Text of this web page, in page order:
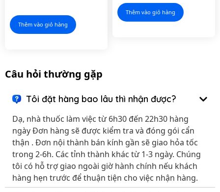
đại tràng
Thêm vào giỏ hàng
Thêm vào giỏ hàng
Câu hỏi thường gặp
Tôi đặt hàng bao lâu thì nhận được?
Dạ, nhà thuốc làm việc từ 6h30 đến 22h30 hàng
ngày Đơn hàng sẽ được kiểm tra và đóng gói cẩn
thận . Đơn nội thành bán kính gần sẽ giao hỏa tốc
trong 2-6h. Các tỉnh thành khác từ 1-3 ngày. Chúng
tôi có hỗ trợ giao ngoài giờ hành chính nếu khách
hàng hẹn trước để thuận tiện cho việc nhận hàng.